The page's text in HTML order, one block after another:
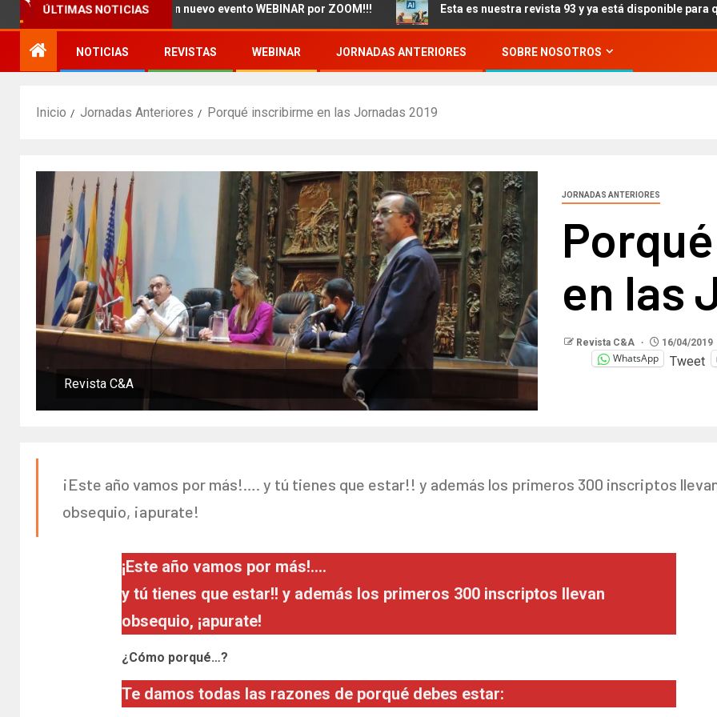
ÚLTIMAS NOTICIAS
Queremos invitarte a un nuevo evento WEBINAR por ZOOM!!! Esta es nuestra revista 93 y ya está disponible para que la
NOTICIAS REVISTAS WEBINAR JORNADAS ANTERIORES SOBRE NOSOTROS
Inicio Jornadas Anteriores Porqué inscribirme en las Jornadas 2019
Revista C&A
JORNADAS ANTERIORES
en las
Revista C&A 16/04/2019
WhatsApp Tweet
¡Este año vamos por más!…. y tú tienes que estar!! y además los primeros 300 inscriptos
obsequio, ¡apurate!
¡Este año vamos por más!….
y tú tienes que estar!! y además los primeros 300 inscriptos llevan
obsequio, ¡apurate!
¿Cómo porqué…?
Te damos todas las razones de porqué debes estar: